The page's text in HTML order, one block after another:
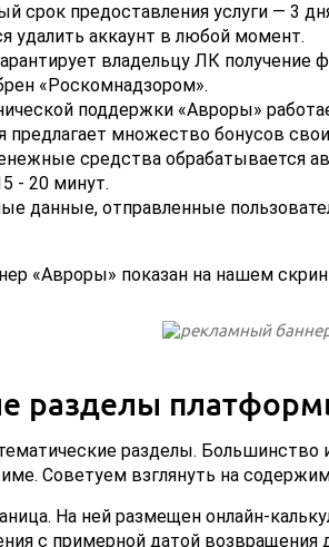
срок предоставления услуги — 3
удалить аккаунт в любой момент.
владельцу ЛК получение
«Роскомнадзором».
поддержки «Авроры»
предлагает множество бонусов
средства обрабатывается
- 20 минут.
данные, отправленные
«Авроры» показан на нашем
разделы
разделы.
Советуем взглянуть на
На ней размещен онлайн-
с примерной датой возвращения